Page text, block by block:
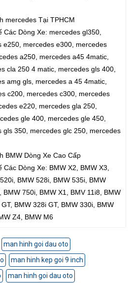
mercedes Tại TPHCM
Dòng Xe: mercedes gl350,
e250, mercedes e300, mercedes
a250, mercedes a45 4matic,
cla 250 4 matic, mercedes gls 400,
amg gls, mercedes a 45 4matic,
c200, mercedes c300, mercedes
e220, mercedes gla 250,
gle 400, mercedes gle 450,
gls 350, mercedes glc 250, mercedes
BMW Dòng Xe Cao Cấp
Dòng Xe: BMW X2, BMW X3,
BMW 528i, BMW 535i, BMW
750i, BMW X1, BMV 11i8, BMW
BMW 328i GT, BMW 330i, BMW
Z4, BMW M6
man hinh goi dau oto
man hinh kep goi 9 inch
man hinh goi dau oto